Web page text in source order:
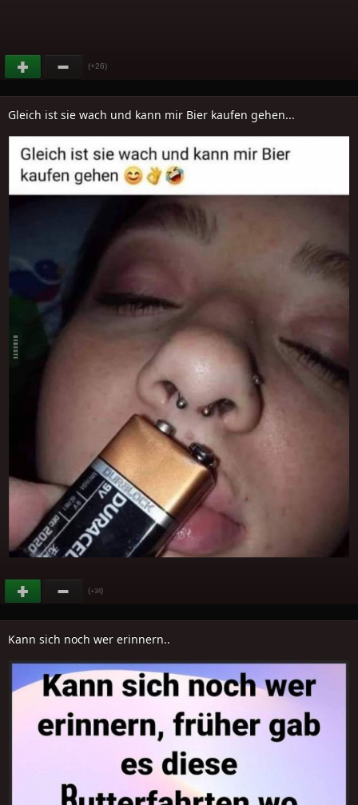
(+26)
Gleich ist sie wach und kann mir Bier kaufen gehen...
(+34)
Kann sich noch wer erinnern..